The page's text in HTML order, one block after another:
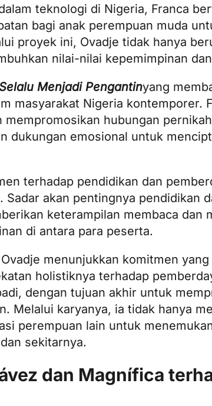
teknologi di Nigeria, Franca
bagi anak perempuan muda
proyek ini, Ovadje tidak hanya
nilai-nilai kepemimpinan
Selalu Menjadi Pengantinyang
masyarakat Nigeria kontemporer.
hubungan
dukungan emosional untuk
terhadap pendidikan dan
. Sadar akan pentingnya pendidikan
keterampilan membaca dan
di antara para peserta.
menunjukkan komitmen
holistiknya terhadap
dengan tujuan akhir untuk
Melalui karyanya, ia tidak hanya
perempuan lain untuk
sekitarnya.
dan Magnífica